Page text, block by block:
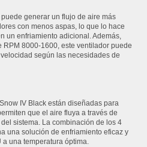
generar un flujo de aire más
con menos aspas, lo que lo hace
un enfriamiento adicional. Además,
8000-1600, este ventilador puede
según las necesidades de
IV Black están diseñadas para
que el aire fluya a través de
sistema. La combinación de los 4
una solución de enfriamiento eficaz y
una temperatura óptima.